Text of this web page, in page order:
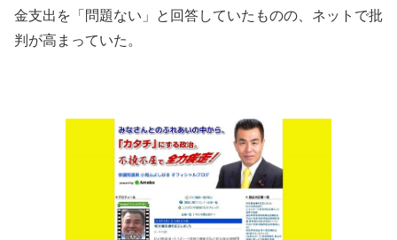
金支出を「問題ない」と回答していたものの、ネットで批
判が高まっていた。